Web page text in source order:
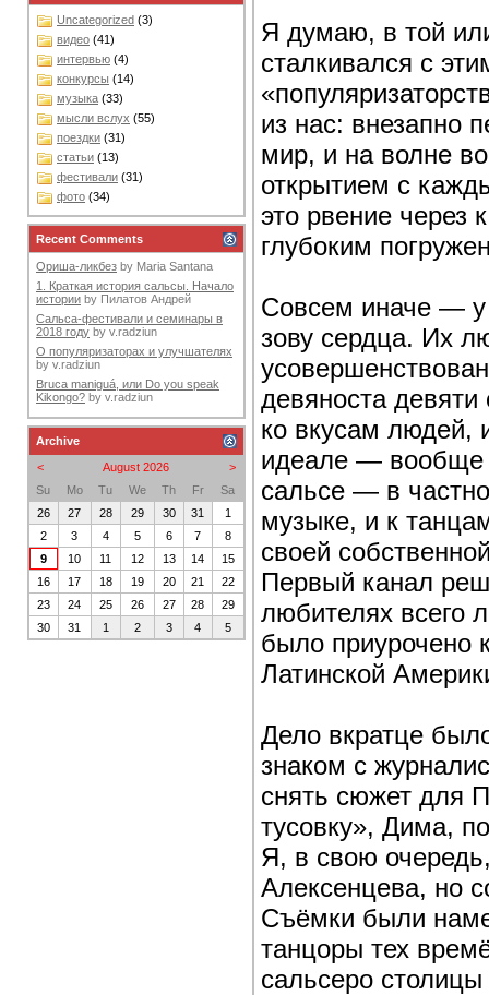
Я думаю, в той
сталкивался с
из нас: внезапно
мир, и на волне
открытием с
это рвение через
глубоким
Совсем иначе — у
зову сердца. Их
девяноста девяти
ко вкусам
идеале — вообще
сальсе — в
музыке, и к
своей
Первый канал
любителях всего
было приурочено
Латинской
Дело вкратце
знаком с
снять сюжет для
тусовку», Дима,
Я, в свою
Алексенцева, но
Съёмки были
танцоры тех
сальсеро
Uncategorized (3)
видео (41)
интервью (4)
конкурсы (14)
музыка (33)
мысли вслух (55)
поездки (31)
статьи (13)
фестивали (31)
фото (34)
Recent Comments
Ориша-ликбез by Maria Santana
1. Краткая история сальсы. Начало
истории by Пилатов Андрей
Сальса-фестивали и семинары в
2018 году by v.radziun
О популяризаторах и улучшателях
by v.radziun
Bruca maniguá, или Do you speak
Kikongo? by v.radziun
Archive
<
>
August 2026
Su
Mo Tu We Th Fr
Sa
26
27 28 29 30 31
1
2
3 4 5 6 7
8
9
10 11 12 13 14
15
16
17 18 19 20 21
22
23
24 25 26 27 28
29
30
31 1 2 3 4 5